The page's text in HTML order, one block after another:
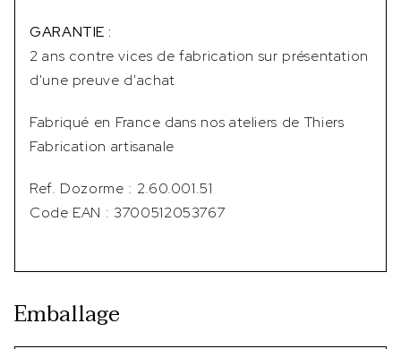
GARANTIE :
2 ans contre vices de fabrication sur présentation
d'une preuve d'achat
Fabriqué en France dans nos ateliers de Thiers
Fabrication artisanale
Ref. Dozorme : 2.60.001.51
Code EAN : 3700512053767
Emballage